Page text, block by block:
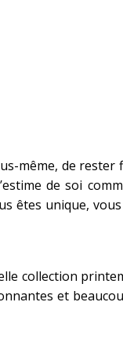
même, de rester
de soi
êtes unique,
collection
et